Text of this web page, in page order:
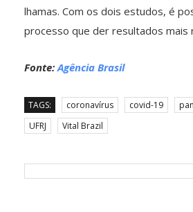
lhamas. Com os dois estudos, é
processo que der resultados mais
Fonte:Agência Brasil
TAGS: coronavírus covid-19
UFRJ
Vital Brazil